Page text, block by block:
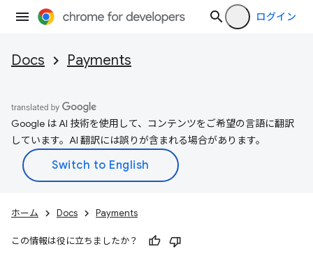
ログイン
Docs Payments
Google は AI 技術を使用して、コンテンツをご希望の言語に翻訳
しています。AI 翻訳には誤りが含まれる場合があります。
ホーム Docs Payments
この情報は役に立ちましたか？